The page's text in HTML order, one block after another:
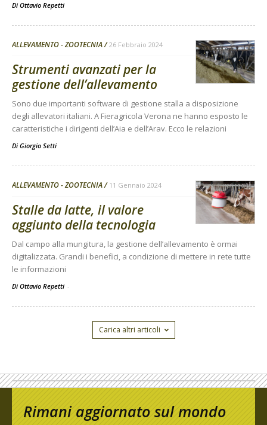
Di Ottavio Repetti
ALLEVAMENTO - ZOOTECNIA 26 Febbraio 2024
Strumenti avanzati per la
gestione dell’allevamento
Sono due importanti software di gestione stalla a disposizione
degli allevatori italiani. A Fieragricola Verona ne hanno esposto le
caratteristiche i dirigenti dell’Aia e dell’Arav. Ecco le relazioni
Di Giorgio Setti
ALLEVAMENTO - ZOOTECNIA 11 Gennaio 2024
Stalle da latte, il valore
aggiunto della tecnologia
Dal campo alla mungitura, la gestione dell’allevamento è ormai
digitalizzata. Grandi i benefici, a condizione di mettere in rete tutte
le informazioni
Di Ottavio Repetti -
Carica altri articoli
Rimani aggiornato sul mondo